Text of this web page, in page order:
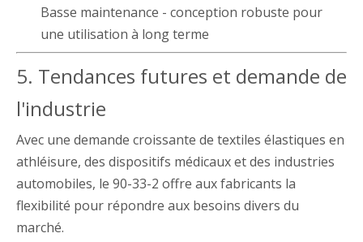
Basse maintenance - conception robuste pour
une utilisation à long terme
5. Tendances futures et demande de
l'industrie
Avec une demande croissante de textiles élastiques en
athléisure, des dispositifs médicaux et des industries
automobiles, le 90-33-2 offre aux fabricants la
flexibilité pour répondre aux besoins divers du
marché.